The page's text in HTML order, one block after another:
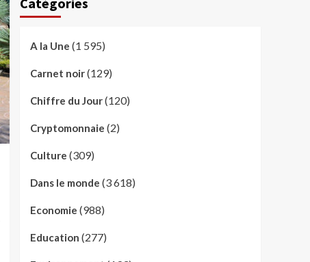
A la Une (1 595)
Carnet noir(129)
Chiffre du Jour(120)
Cryptomonnaie (2)
Culture (309)
Dans le monde (3 618)
Economie (988)
Education (277)